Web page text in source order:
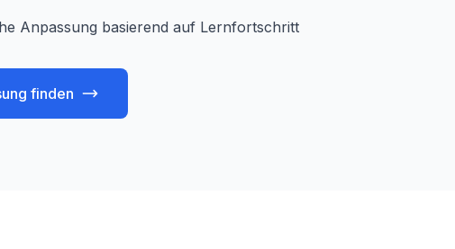
Anpassung basierend auf Lernfortschritt
finden